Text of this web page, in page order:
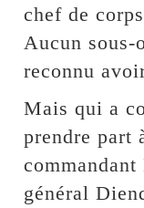
chef de
Aucun
reconnu
Mais qui a
prendre part
général